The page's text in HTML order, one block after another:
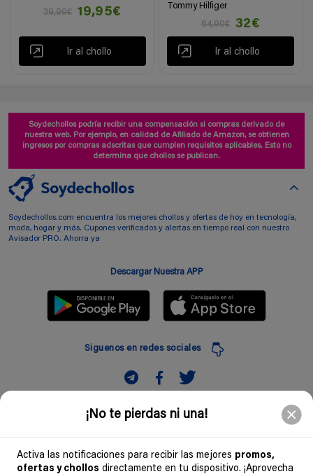
¡No te pierdas ni una!
Activa las notificaciones para recibir las mejores promos,
ofertas y chollos directamente en tu dispositivo. ¡Aprovecha
39,99€
19,95€
Ir al chollo
Tommy Hilfiger
64,90€
32€
Ir al chollo
Soydechollos podría recibir una compensación si compras derivado de
nuestra web. Por ejemplo, en calidad de Afiliado de Amazon, se obtienen
ingresos por compras adscritas que cumplen requisitos aplicables. Esto no
determina que chollos se publican.
Soydechollos.com encuentra los mejores chollos y ofertas de hoy en tecnología,
moda, hogar y más. Cupones verificados y alertas en tiempo real con nuestro
Avisador PRO. Ahorra ya
Descargar Nuestra APP
Siguenos en redes sociales
Suscribir